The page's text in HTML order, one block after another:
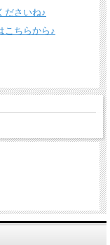
ださいね♪
こちらから♪